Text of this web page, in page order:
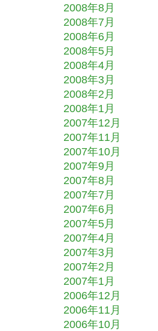
2008年8月
2008年7月
2008年6月
2008年5月
2008年4月
2008年3月
2008年2月
2008年1月
2007年12月
2007年11月
2007年10月
2007年9月
2007年8月
2007年7月
2007年6月
2007年5月
2007年4月
2007年3月
2007年2月
2007年1月
2006年12月
2006年11月
2006年10月